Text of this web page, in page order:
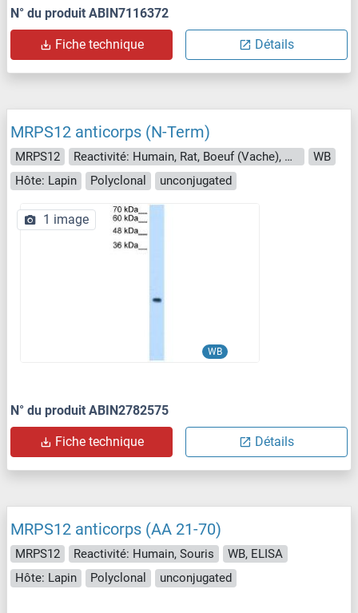
N° du produit ABIN7116372
Fiche technique Détails
MRPS12 anticorps (N-Term)
MRPS12 Reactivité: Humain, Rat, Boeuf (Vache), Chien, Cobaye, Cheval
WB
Hôte: Lapin
Polyclonal unconjugated
WB
1 image
N° du produit ABIN2782575
Fiche technique Détails
MRPS12 anticorps (AA 21-70)
MRPS12 Reactivité: Humain, Souris
WB, ELISA
Hôte: Lapin
Polyclonal unconjugated